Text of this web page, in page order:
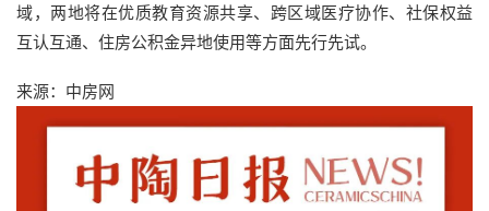
域，两地将在优质教育资源共享、跨区域医疗协作、社保权益
互认互通、住房公积金异地使用等方面先行先试。
来源：中房网